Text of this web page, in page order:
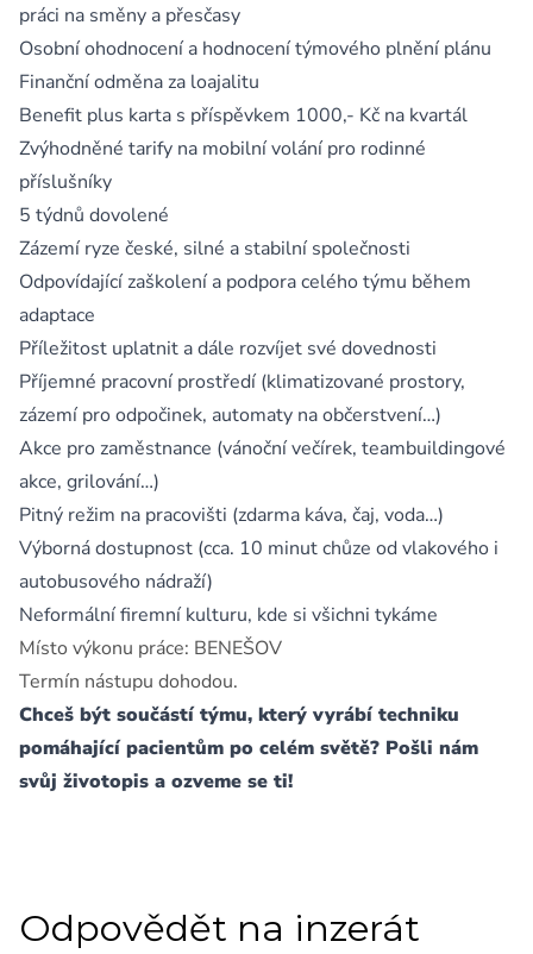
práci na směny a přesčasy
Osobní ohodnocení a hodnocení týmového plnění plánu
Finanční odměna za loajalitu
Benefit plus karta s příspěvkem 1000,- Kč na kvartál
Zvýhodněné tarify na mobilní volání pro rodinné
příslušníky
5 týdnů dovolené
Zázemí ryze české, silné a stabilní společnosti
Odpovídající zaškolení a podpora celého týmu během
adaptace
Příležitost uplatnit a dále rozvíjet své dovednosti
Příjemné pracovní prostředí (klimatizované prostory,
zázemí pro odpočinek, automaty na občerstvení…)
Akce pro zaměstnance (vánoční večírek, teambuildingové
akce, grilování…)
Pitný režim na pracovišti (zdarma káva, čaj, voda…)
Výborná dostupnost (cca. 10 minut chůze od vlakového i
autobusového nádraží)
Neformální firemní kulturu, kde si všichni tykáme
Místo výkonu práce: BENEŠOV
Termín nástupu dohodou.
Chceš být součástí týmu, který vyrábí techniku
pomáhající pacientům po celém světě? Pošli nám
svůj životopis a ozveme se ti!